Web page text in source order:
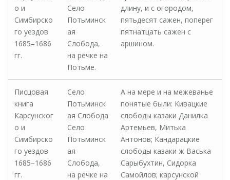
о и
Симбирско
го уездов
1685–1686
гг.
Село
Потьминск
ая
Слобода,
на речке на
Потьме.
длину, и с огородом,
пятьдесят сажен, поперег
пятнатцать сажен с
аршином.
Писцовая
книга
Карсунског
о и
Симбирско
го уездов
1685–1686
гг.
Село
Потьминск
ая Слобода
Село
Потьминск
ая
Слобода,
на речке на
А на мере и на межеванье
понятые были: Кивацкие
слободы казаки Данилка
Артемьев, Митька
Антонов; Кандарацкие
слободы казаки ж Васька
Сарыбухтин, Сидорка
Самойлов; карсунской